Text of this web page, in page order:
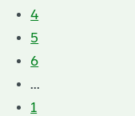
4
5
6
...
1